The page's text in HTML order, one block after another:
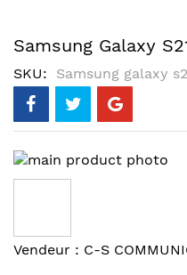
Samsung Galaxy
SKU Samsung galaxy
Skip
to
of
the
Skip
Vendeur : C-S